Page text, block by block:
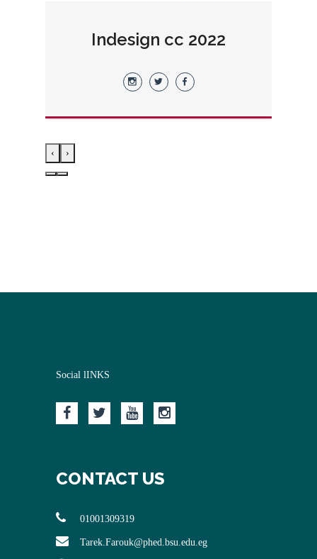
Indesign cc 2022
‹
›
Social lINKS
CONTACT US
01001309319
Tarek.Farouk@phed.bsu.edu.eg